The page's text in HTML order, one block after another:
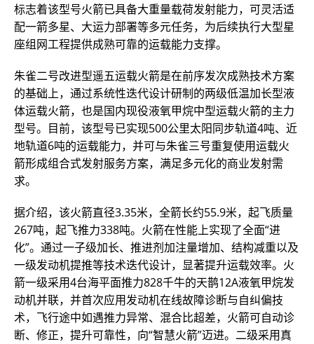
标志着该型号火箭已具备大重量载荷发射能力，可灵活适
配一箭多星、大运力部署等多元任务，为后续执行大型星
座组网工程提供成熟可靠的运载能力支撑。
朱雀二号改进型遥五运载火箭是在前序发次成熟技术方案
的基础上，通过系统性迭代设计研制的两级低温加长型液
体运载火箭，也是国内现役液氧甲烷中型运载火箭的主力
型号。目前，该型号已实现500公里太阳同步轨道4吨、近
地轨道6吨的运载能力，并可与朱雀三号重复使用运载火
箭形成组合式发射服务方案，满足多元化的商业发射需
求。
据介绍，该火箭直径3.35米，全箭长约55.9米，起飞质量
267吨，起飞推力338吨。火箭在性能上实现了全面“进
化”。通过一子级加长、推进剂加注量增加、结构减重以及
一级发动机提推等技术迭代设计，显著提升运载效率。火
箭一级采用4台海平面推力828千牛的天鹊12A液氧甲烷发
动机并联，并首次应用发动机在线故障诊断与自纠偏技
术，飞行途中如遇推力异常、混合比超差，火箭可自动诊
断、修正，提升可靠性，向“智慧火箭”迈进。二级采用真